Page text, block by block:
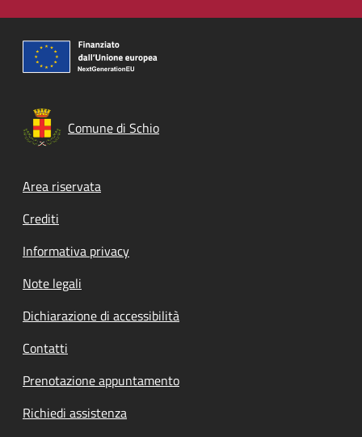
Comune di Schio
Footer menu
Area riservata
Crediti
Informativa privacy
Note legali
Dichiarazione di accessibilità
Contatti
Prenotazione appuntamento
Richiedi assistenza